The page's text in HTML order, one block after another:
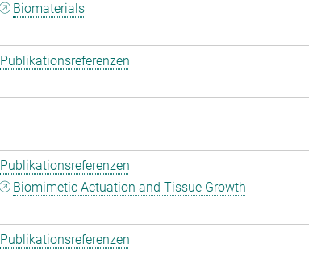
Biomaterials
Publikationsreferenzen
Publikationsreferenzen
Biomimetic Actuation and Tissue Growth
Publikationsreferenzen